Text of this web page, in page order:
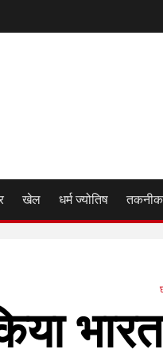
खेल धर्म ज्योतिष तकनीक